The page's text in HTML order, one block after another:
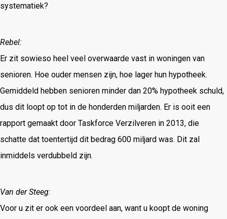
systematiek?
Rebel:
Er zit sowieso heel veel overwaarde vast in woningen van
senioren. Hoe ouder mensen zijn, hoe lager hun hypotheek.
Gemiddeld hebben senioren minder dan 20% hypotheek schuld,
dus dit loopt op tot in de honderden miljarden. Er is ooit een
rapport gemaakt door Taskforce Verzilveren in 2013, die
schatte dat toentertijd dit bedrag 600 miljard was. Dit zal
inmiddels verdubbeld zijn.
Van der Steeg:
Voor u zit er ook een voordeel aan, want u koopt de woning